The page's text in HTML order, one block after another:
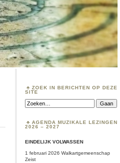
ZOEK IN BERICHTEN OP DEZE
SITE
Zoeken:
AGENDA MUZIKALE LEZINGEN
2026 – 2027
EINDELIJK VOLWASSEN
1 februari 2026 Walkartgemeenschap
Zeist